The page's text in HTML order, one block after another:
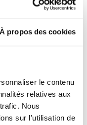
À propos des cookies
le contenu
relatives aux
Nous
sur l'utilisation de